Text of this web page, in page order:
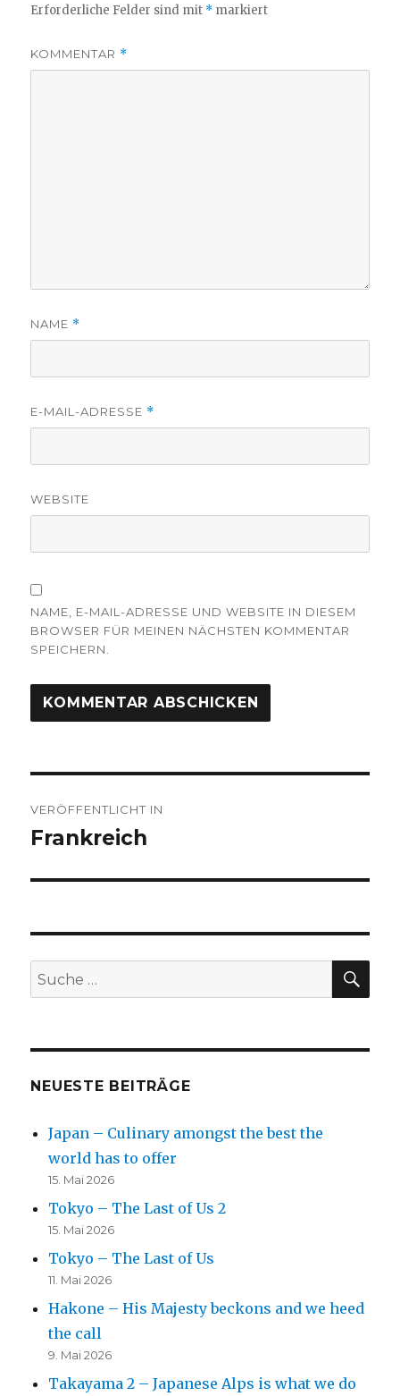
Erforderliche Felder sind mit * markiert
KOMMENTAR *
NAME *
E-MAIL-ADRESSE *
WEBSITE
NAME, E-MAIL-ADRESSE UND WEBSITE IN DIESEM
BROWSER FÜR MEINEN NÄCHSTEN KOMMENTAR
SPEICHERN.
VERÖFFENTLICHT IN
Frankreich
Suche
nach:
NEUESTE BEITRÄGE
Japan – Culinary amongst the best the
world has to offer
15. Mai 2026
Tokyo – The Last of Us 2
15. Mai 2026
Tokyo – The Last of Us
11. Mai 2026
Hakone – His Majesty beckons and we heed
the call
9. Mai 2026
Takayama 2 – Japanese Alps is what we do